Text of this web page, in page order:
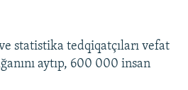
statistika tedqiqatçıları vefat
aytıp, 600 000 insan